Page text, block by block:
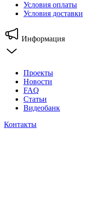
Условия оплаты
Условия доставки
Информация
Проекты
Новости
FAQ
Статьи
Видеобанк
Контакты